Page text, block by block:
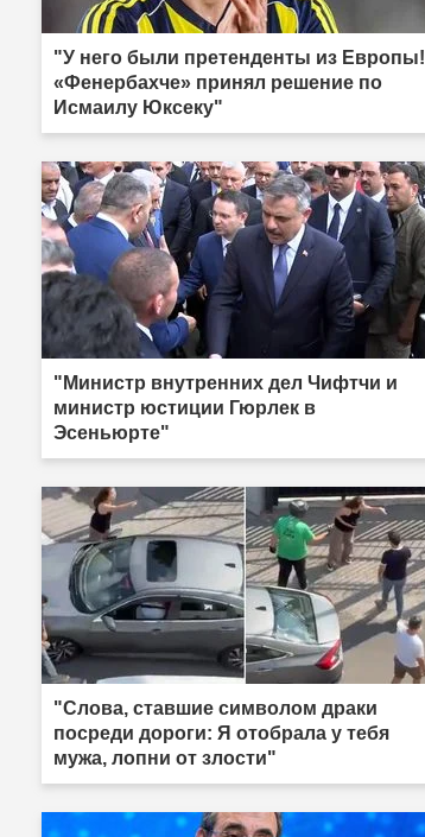
"У него были претенденты из Европы!
«Фенербахче» принял решение по
Исмаилу Юксеку"
"Министр внутренних дел Чифтчи и
министр юстиции Гюрлек в
Эсеньюрте"
"Слова, ставшие символом драки
посреди дороги: Я отобрала у тебя
мужа, лопни от злости"